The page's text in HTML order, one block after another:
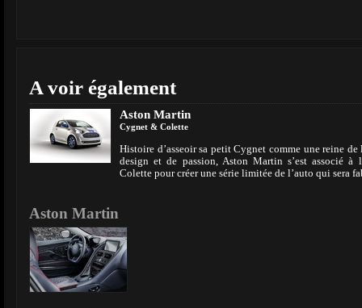
A voir également
Aston Martin
Cygnet & Colette
Histoire d’asseoir sa petit Cygnet comme une reine
design et de passion, Aston Martin s’est associé à
Colette pour créer une série limitée de l’auto qui sera
Aston Martin